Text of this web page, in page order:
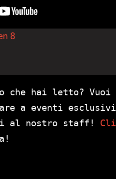
8
che hai letto? Vuoi
a eventi
al nostro staff!